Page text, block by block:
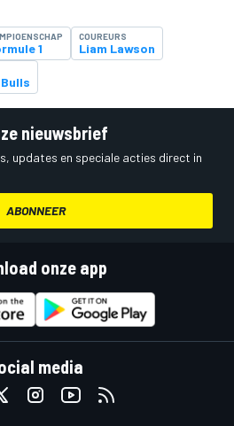
1
COUREURS
Liam Lawson
nieuwsbrief
updates en speciale acties direct in
ABONNEER
onze app
media